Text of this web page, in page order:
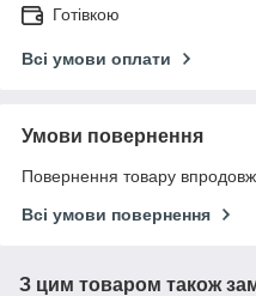
Готівкою
Всі умови оплати
Умови повернення
Повернення товару
Всі умови повернення
З цим товаром також